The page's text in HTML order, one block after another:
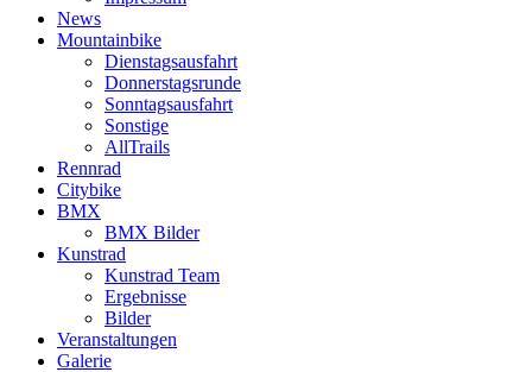
News
Mountainbike
Dienstagsausfahrt
Donnerstagsrunde
Sonntagsausfahrt
Sonstige
AllTrails
Rennrad
Citybike
BMX
BMX Bilder
Kunstrad
Kunstrad Team
Ergebnisse
Bilder
Veranstaltungen
Galerie